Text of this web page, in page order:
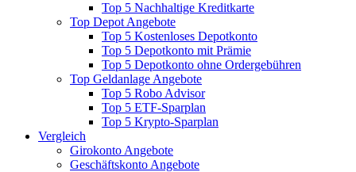
Top 5 Nachhaltige Kreditkarte
Top Depot Angebote
Top 5 Kostenloses Depotkonto
Top 5 Depotkonto mit Prämie
Top 5 Depotkonto ohne Ordergebühren
Top Geldanlage Angebote
Top 5 Robo Advisor
Top 5 ETF-Sparplan
Top 5 Krypto-Sparplan
Vergleich
Girokonto Angebote
Geschäftskonto Angebote